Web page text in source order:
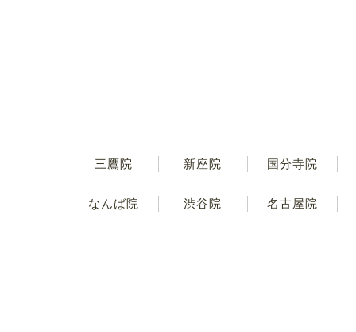
三鷹院 新座院 国分寺院
なんば院 渋谷院 名古屋院